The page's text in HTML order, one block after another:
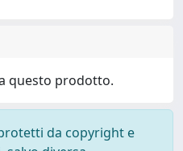
questo prodotto.
da copyright e